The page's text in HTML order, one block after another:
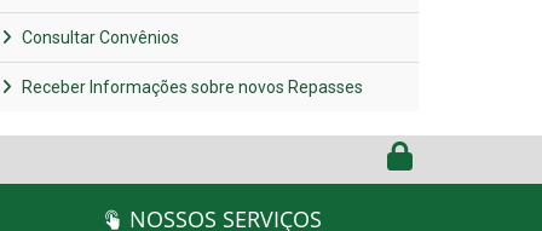
Consultar Convênios
Receber Informações sobre novos Repasses
NOSSOS SERVIÇOS